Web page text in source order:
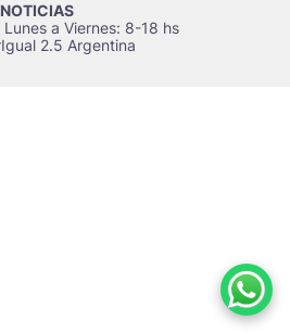
a Viernes: 8-18 hs
2.5 Argentina